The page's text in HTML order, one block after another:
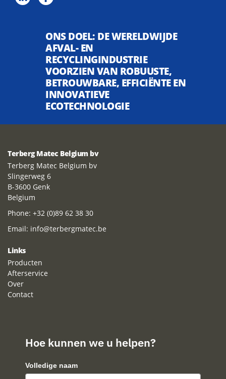
ONS DOEL: DE WERELDWIJDE
AFVAL- EN
RECYCLINGINDUSTRIE
VOORZIEN VAN ROBUUSTE,
BETROUWBARE, EFFICIËNTE EN
INNOVATIEVE
ECOTECHNOLOGIE
Terberg Matec Belgium bv
Terberg Matec Belgium bv
Slingerweg 6
B-3600 Genk
Belgium
Phone: +32 (0)89 62 38 30
Email: info@terbergmatec.be
Links
Producten
Afterservice
Over
Contact
Hoe kunnen we u helpen?
Volledige naam